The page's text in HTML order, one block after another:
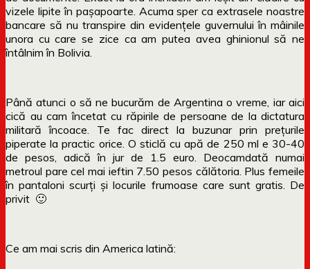
vizele lipite în pașapoarte. Acuma sper ca extrasele noastre
bancare să nu transpire din evidențele guvernului în mâinile
unora cu care se zice ca am putea avea ghinionul să ne
întâlnim în Bolivia.
Până atunci o să ne bucurăm de Argentina o vreme, iar aici
cică au cam încetat cu răpirile de persoane de la dictatura
militară încoace. Te fac direct la buzunar prin prețurile
piperate la practic orice. O sticlă cu apă de 250 ml e 30-40
de pesos, adică în jur de 1.5 euro. Deocamdată numai
metroul pare cel mai ieftin 7.50 pesos călătoria. Plus femeile
în pantaloni scurți și locurile frumoase care sunt gratis. De
privit 🙂
Ce am mai scris din America latină: